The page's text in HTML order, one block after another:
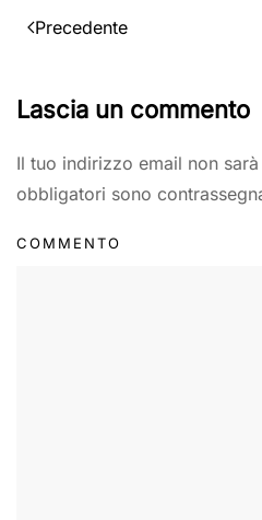
Precedente
Lascia un commento
Il tuo indirizzo email non
obbligatori sono
COMMENTO